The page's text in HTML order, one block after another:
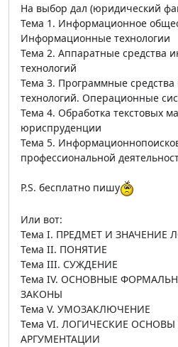
На выбор дал (юридический
Тема 1. Информационное
Информационные технологии
Тема 2. Аппаратные средства
технологий
Тема 3. Программные
технологий. Операционные
Тема 4. Обработка текстовых
юриспруденции
Тема 5.
профессиональной
P.S. бесплатно пишу
Или вот:
Тема I. ПРЕДМЕТ И ЗНАЧЕНИЕ
Тема II. ПОНЯТИЕ
Тема III. СУЖДЕНИЕ
Тема IV. ОСНОВНЫЕ
ЗАКОНЫ
Тема V. УМОЗАКЛЮЧЕНИЕ
Тема VI. ЛОГИЧЕСКИЕ
АРГУМЕНТАЦИИ